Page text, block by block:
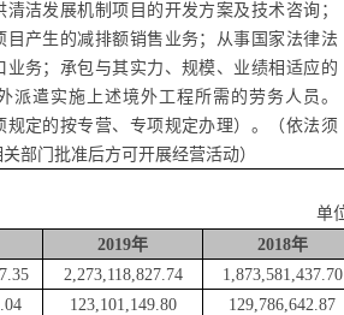
洁发展机制项目的开发方案及技术咨询；
目产生的减排额销售业务；从事国家法律法
业务；承包与其实力、规模、业绩相适应的
派遣实施上述境外工程所需的劳务人员。
规定的按专营、专项规定办理）。（依法须
部门批准后方可开展经营活动）
单
2019年 2018年
2,273,118,827.74
1,873,581,437.70
123,101,149.80
129,786,642.87